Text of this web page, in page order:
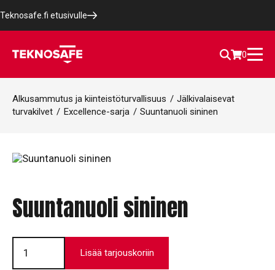
Teknosafe.fi etusivulle
0
Alkusammutus ja kiinteistöturvallisuus / Jälkivalaisevat
turvakilvet / Excellence-sarja / Suuntanuoli sininen
Suuntanuoli sininen
Suuntanuoli
sininen
määrä
Lisää tarjouskoriin